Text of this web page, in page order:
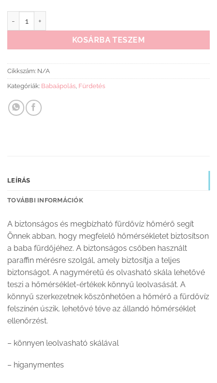
KOSÁRBA TESZEM
Cikkszám: N/A
Kategóriák: Babaápolás Fürdetés
LEÍRÁS
TOVÁBBI INFORMÁCIÓK
A biztonságos és megbízható fürdővíz hőmérő segít
Önnek abban, hogy megfelelő hőmérsékletet biztosítson
a baba fürdőjéhez. A biztonságos csőben használt
paraffin mérésre szolgál, amely biztosítja a teljes
biztonságot. A nagyméretű és olvasható skála lehetővé
teszi a hőmérséklet-értékek könnyű leolvasását. A
könnyű szerkezetnek köszönhetően a hőmérő a fürdővíz
felszínén úszik, lehetővé téve az állandó hőmérséklet
ellenőrzést.
– könnyen leolvasható skálával
– higanymentes